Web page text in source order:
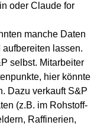
oder Claude for
manche Daten
lassen.
selbst. Mitarbeiter
hier könnte
Dazu verkauft S&P
(z.B. im Rohstoff-
Raffinerien,